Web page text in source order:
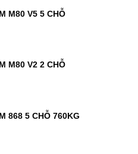
M80 V5 5 CHỖ
M80 V2 2 CHỖ
868 5 CHỖ 760KG